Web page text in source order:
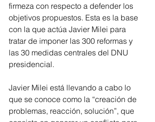
firmeza con respecto a defender los
objetivos propuestos. Esta es la base
con la que actúa Javier Milei para
tratar de imponer las 300 reformas y
las 30 medidas centrales del DNU
presidencial.
Javier Milei está llevando a cabo lo
que se conoce como la “creación de
problemas, reacción, solución”, que